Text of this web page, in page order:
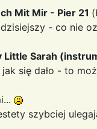
Mit Mir - Pier 21
- co nie
Little Sarah
się dało - to
szybciej